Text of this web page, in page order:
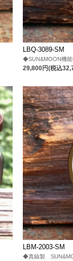
LBQ-3089-SM
◆SUN&MOON機
29,800円(税込
LBM-2003-SM
◆真鍮製